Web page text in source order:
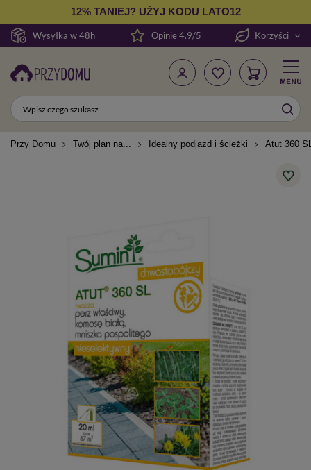
Wysyłka w 48h
12% TANIEJ? UŻYJ KODU LATO12
Opinie 4.9/5 Korzyści
Przy Domu Twój plan na... Idealny podjazd i ścieżki Atut 360